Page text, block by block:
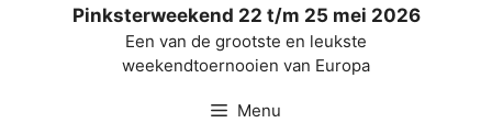
Pinksterweekend 22 t/m 25 mei 2026
Een van de grootste en leukste
weekendtoernooien van Europa
Menu